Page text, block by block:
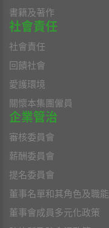
書籍及著作
社會責任
社會責任
回饋社會
愛護環境
關懷本集團僱員
企業管治
審核委員會
薪酬委員會
提名委員會
董事名單和其角色及職能
董事會成員多元化政策